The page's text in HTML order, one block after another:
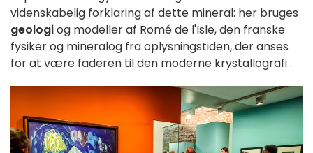
videnskabelig forklaring af dette mineral: her bruges
geologiog modeller af Romé de l'Isle, den franske
fysiker og mineralog fra oplysningstiden, der anses
for at være faderen til den moderne krystallografi.